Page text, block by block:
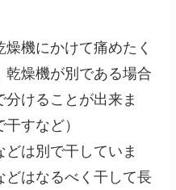
機にかけて痛めたく
乾燥機が別である場合
けることが出来ま
すなど）
は別で干していま
どはなるべく干して長